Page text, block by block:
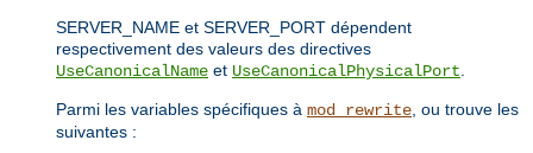
SERVER_NAME et SERVER_PORT dépendent
respectivement des valeurs des directives
UseCanonicalName et UseCanonicalPhysicalPort
Parmi les variables spécifiques à mod_rewrite , ou trouve les
suivantes :